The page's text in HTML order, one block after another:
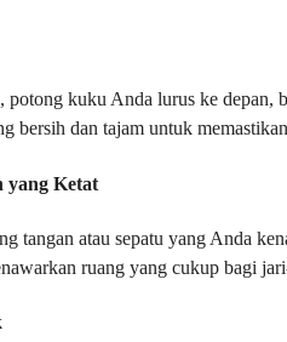
kuku Anda lurus ke
bersih dan tajam untuk
yang Ketat
tangan atau sepatu yang Anda
ruang yang cukup bagi